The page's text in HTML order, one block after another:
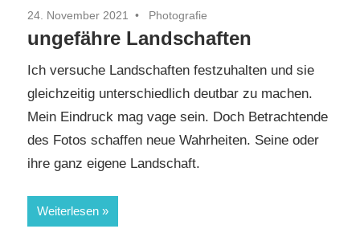
24. November 2021 Photografie
ungefähre Landschaften
Ich versuche Landschaften festzuhalten und sie
gleichzeitig unterschiedlich deutbar zu machen.
Mein Eindruck mag vage sein. Doch Betrachtende
des Fotos schaffen neue Wahrheiten. Seine oder
ihre ganz eigene Landschaft.
Weiterlesen